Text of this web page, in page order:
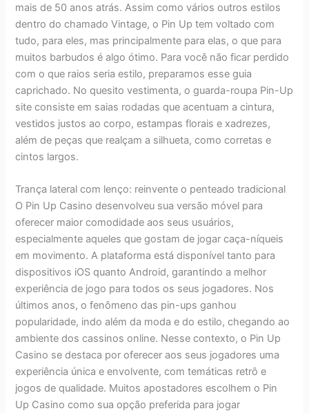
mais de 50 anos atrás. Assim como vários outros estilos
dentro do chamado Vintage, o Pin Up tem voltado com
tudo, para eles, mas principalmente para elas, o que para
muitos barbudos é algo ótimo. Para você não ficar perdido
com o que raios seria estilo, preparamos esse guia
caprichado. No quesito vestimenta, o guarda-roupa Pin-Up
site consiste em saias rodadas que acentuam a cintura,
vestidos justos ao corpo, estampas florais e xadrezes,
além de peças que realçam a silhueta, como corretas e
cintos largos.
Trança lateral com lenço: reinvente o penteado tradicional
O Pin Up Casino desenvolveu sua versão móvel para
oferecer maior comodidade aos seus usuários,
especialmente aqueles que gostam de jogar caça-níqueis
em movimento. A plataforma está disponível tanto para
dispositivos iOS quanto Android, garantindo a melhor
experiência de jogo para todos os seus jogadores. Nos
últimos anos, o fenômeno das pin-ups ganhou
popularidade, indo além da moda e do estilo, chegando ao
ambiente dos cassinos online. Nesse contexto, o Pin Up
Casino se destaca por oferecer aos seus jogadores uma
experiência única e envolvente, com temáticas retrô e
jogos de qualidade. Muitos apostadores escolhem o Pin
Up Casino como sua opção preferida para jogar